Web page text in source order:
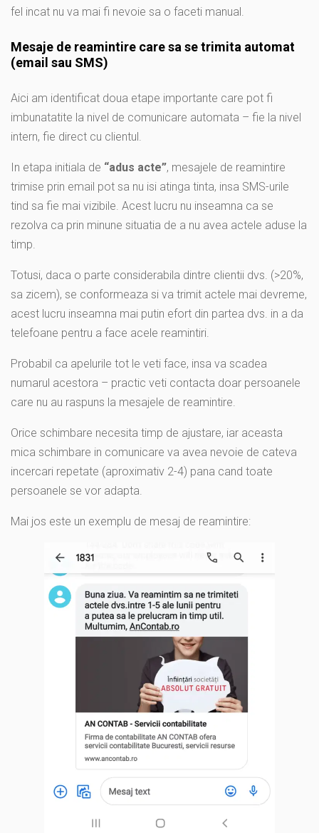
fel incat nu va mai fi nevoie sa o faceti manual.
Mesaje de reamintire care sa se trimita automat
(email sau SMS)
Aici am identificat doua etape importante care pot fi
imbunatatite la nivel de comunicare automata – fie la nivel
intern, fie direct cu clientul.
In etapa initiala de “adus acte”, mesajele de reamintire
trimise prin email pot sa nu isi atinga tinta, insa SMS-urile
tind sa fie mai vizibile. Acest lucru nu inseamna ca se
rezolva ca prin minune situatia de a nu avea actele aduse la
timp.
Totusi, daca o parte considerabila dintre clientii dvs. (>20%,
sa zicem), se conformeaza si va trimit actele mai devreme,
acest lucru inseamna mai putin efort din partea dvs. in a da
telefoane pentru a face acele reamintiri.
Probabil ca apelurile tot le veti face, insa va scadea
numarul acestora – practic veti contacta doar persoanele
care nu au raspuns la mesajele de reamintire.
Orice schimbare necesita timp de ajustare, iar aceasta
mica schimbare in comunicare va avea nevoie de cateva
incercari repetate (aproximativ 2-4) pana cand toate
persoanele se vor adapta.
Mai jos este un exemplu de mesaj de reamintire: